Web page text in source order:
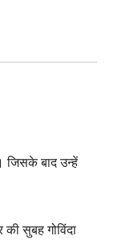
जिसके बाद उन्हें
सुबह गोविंदा